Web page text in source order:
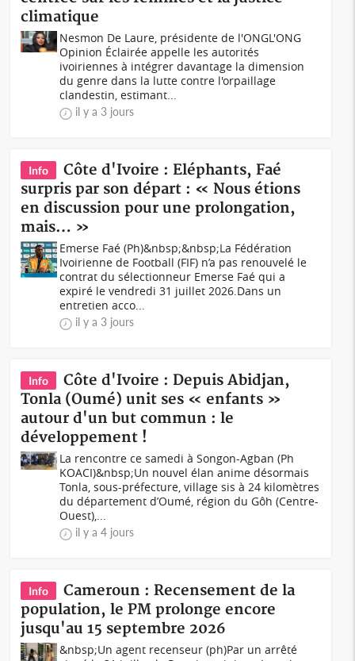
climatique
Nesmon De Laure, présidente de l'ONGL'ONG
Opinion Éclairée appelle les autorités
ivoiriennes à intégrer davantage la dimension
du genre dans la lutte contre l'orpaillage
clandestin, estimant...
il y a 3 jours
Info
Côte d'Ivoire : Eléphants, Faé
surpris par son départ : « Nous étions
en discussion pour une prolongation,
mais… »
Emerse Faé (Ph)&nbsp;&nbsp;La Fédération
Ivoirienne de Football (FIF) n’a pas renouvelé le
contrat du sélectionneur Emerse Faé qui a
expiré le vendredi 31 juillet 2026.Dans un
entretien acco...
il y a 3 jours
Info
Côte d'Ivoire : Depuis Abidjan,
Tonla (Oumé) unit ses « enfants »
autour d'un but commun : le
développement !
La rencontre ce samedi à Songon-Agban (Ph
KOACI)&nbsp;Un nouvel élan anime désormais
Tonla, sous-préfecture, village sis à 24 kilomètres
du département d’Oumé, région du Gôh (Centre-
Ouest),...
il y a 4 jours
Info
Cameroun : Recensement de la
population, le PM prolonge encore
jusqu'au 15 septembre 2026
&nbsp;Un agent recenseur (ph)Par un arrêté